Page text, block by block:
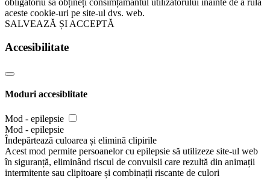
obligatoriu să obțineți consimțământul utilizatorului înainte de a rula
aceste cookie-uri pe site-ul dvs. web.
SALVEAZĂ ȘI ACCEPTĂ
Accesibilitate
Moduri accesiblitate
Mod - epilepsie
Mod - epilepsie
Îndepărtează culoarea și elimină clipirile
Acest mod permite persoanelor cu epilepsie să utilizeze site-ul web
în siguranță, eliminând riscul de convulsii care rezultă din animații
intermitente sau clipitoare și combinații riscante de culori